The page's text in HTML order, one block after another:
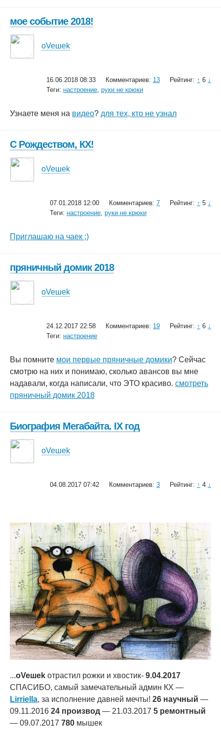
мое событие 2018!
oVeшеk
16.06.2018 08:33 Комментариев: 13 Рейтинг: ↑ 6 ↓
Теги: настроение руки не крюки
Узнаете меня на видео? для тех, кто не узнал
С Рождеством, КХ!
oVeшеk
07.01.2018 12:00 Комментариев: 7 Рейтинг: ↑ 5 ↓
Теги: настроение руки не крюки
Приглашаю на чаек ;)
пряничный домик 2018
oVeшеk
24.12.2017 22:58 Комментариев: 19 Рейтинг: ↑ 6 ↓
Теги: настроение
Вы помните мои первые пряничные домики? Сейчас
смотрю на них и понимаю, сколько авансов вы мне
надавали, когда написали, что ЭТО красиво. смотреть
пряничный домик 2018
Биография Мегабайта. IХ год
oVeшеk
04.08.2017 07:42 Комментариев: 3 Рейтинг: ↑ 4 ↓
...oVeшеk отрастил рожки и хвостик- 9.04.2017
СПАСИБО, самый замечательный админ КХ —
Lirriella, за исполнение давней мечты! 26 научный —
09.11.2016 24 производ — 21.03.2017 5 ремонтный
— 09.07.2017 780 мышек